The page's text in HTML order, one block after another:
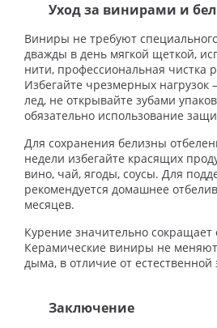
Уход за винирами и
Виниры не требуют
дважды в день мягкой щеткой,
нити, профессиональная чистка
Избегайте чрезмерных
лед, не открывайте зубами
обязательно использование
Для сохранения белизны
недели избегайте красящих
вино, чай, ягоды, соусы. Для
рекомендуется домашнее
месяцев.
Курение значительно сокращает
Керамические виниры не меняют
дыма, в отличие от естественной
Заключение